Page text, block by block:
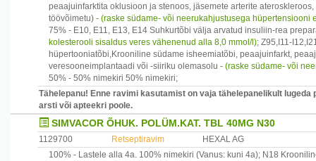
peaajuinfarktita oklusioon ja stenoos, jäsemete arterite
töövõimetu) - (raske südame- või neerukahjustusega hüpertensiooni
75% - E10, E11, E13, E14 Suhkurtõbi välja arvatud insuliin-rea
kolesterooli sisaldus veres vähenenud alla 8,0 mmol/l); Z95,I11-
hüpertooniatõbi,Krooniline südame isheemiatõbi, peaajuinfarkt,
veresooneimplantaadi või -siiriku olemasolu - (raske südame- või
50% - 50% nimekiri 50% nimekiri;
Tähelepanu! Enne ravimi kasutamist on vaja tähelepanelikult
arsti või apteekri poole.
SIMVACOR ÕHUK. POLÜM.KAT. TBL 40MG N30
1129700 Retseptiravim
HEXAL AG
100% - Lastele alla 4a. 100% nimekiri (Vanus: kuni 4a); N18